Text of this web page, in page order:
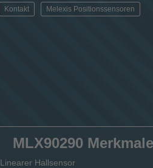
Kontakt Melexis Positionssensoren
MLX90290
Linearer Hallsensor